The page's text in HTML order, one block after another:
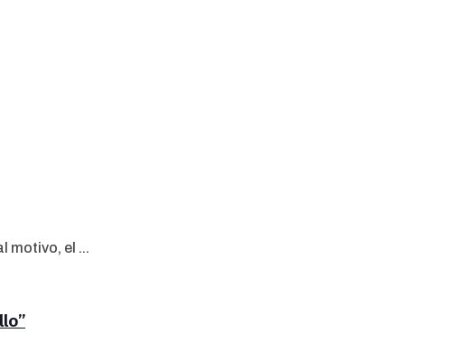
motivo, el ...